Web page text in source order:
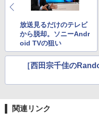
放送見るだけのテレビ
から脱却。ソニーAndr
oid TVの狙い
［西田宗千佳の
関連リンク